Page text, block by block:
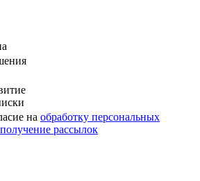
на обработку персональных
получение рассылок